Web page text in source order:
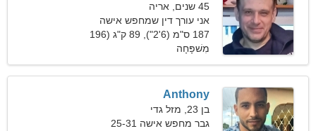
45 שנים, אריה
אני עורך דין שמחפש אישה
ידידותית
187 ס"מ (6'2"), 89 ק"ג (196
פאונד)
מִשׁפָּחָה
Anthony
בן 23, מזל גדי
גבר מחפש אישה 25-31